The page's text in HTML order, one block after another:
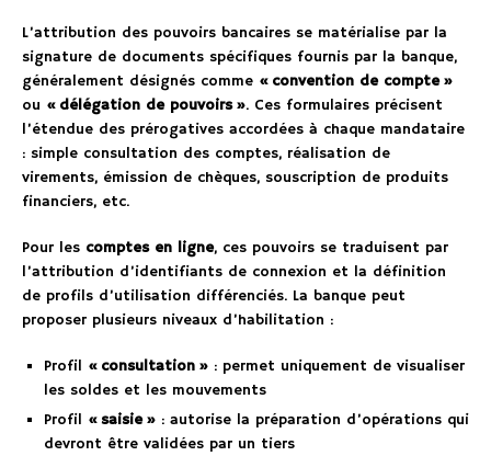
L’attribution des pouvoirs bancaires se matérialise par la
signature de documents spécifiques fournis par la banque,
généralement désignés comme « convention de compte »
ou « délégation de pouvoirs ». Ces formulaires précisent
l’étendue des prérogatives accordées à chaque mandataire
: simple consultation des comptes, réalisation de
virements, émission de chèques, souscription de produits
financiers, etc.
Pour les comptes en ligne, ces pouvoirs se traduisent par
l’attribution d’identifiants de connexion et la définition
de profils d’utilisation différenciés. La banque peut
proposer plusieurs niveaux d’habilitation :
Profil « consultation » : permet uniquement de visualiser
les soldes et les mouvements
Profil « saisie » : autorise la préparation d’opérations qui
devront être validées par un tiers